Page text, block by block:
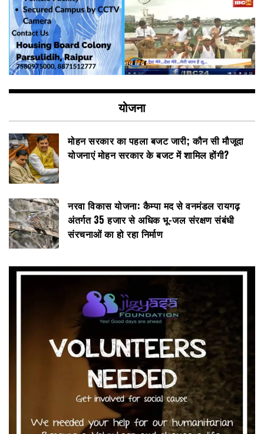
योजना
मोहन सरकार का पहला बजट जारी; कौन सी मौजूदा
योजनाएं मोहन सरकार के बजट में शामिल होंगी?
नरवा विकास योजना: कैम्पा मद से वनमंडल रायगढ़
अंतर्गत 35 हजार से अधिक भू-जल संरक्षण संबंधी
संरचनाओं का हो रहा निर्माण